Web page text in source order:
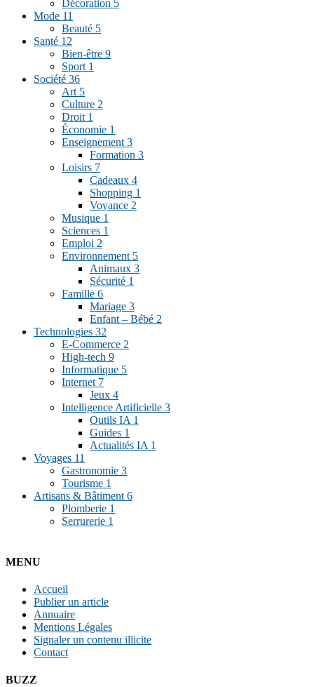
Décoration 5
Mode 11
Beauté 5
Santé 12
Bien-être 9
Sport 1
Société 36
Art 5
Culture 2
Droit 1
Économie 1
Enseignement 3
Formation 3
Loisirs 7
Cadeaux 4
Shopping 1
Voyance 2
Musique 1
Sciences 1
Emploi 2
Environnement 5
Animaux 3
Sécurité 1
Famille 6
Mariage 3
Enfant – Bébé 2
Technologies 32
E-Commerce 2
High-tech 9
Informatique 5
Internet 7
Jeux 4
Intelligence Artificielle 3
Outils IA 1
Guides 1
Actualités IA 1
Voyages 11
Gastronomie 3
Tourisme 1
Artisans & Bâtiment 6
Plomberie 1
Serrurerie 1
MENU
Accueil
Publier un article
Annuaire
Mentions Légales
Signaler un contenu illicite
Contact
BUZZ